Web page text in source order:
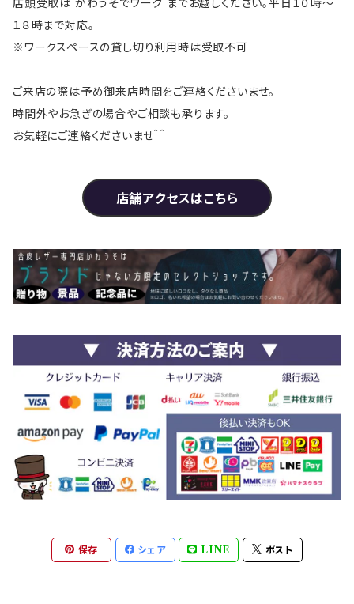
店頭受取は かわうそでワーク までお越しください。平日１０時～
１８時まで対応。
※ワークスペースの貸し切り利用時は受取不可
ご来店の際は予め御来店時間をご連絡くださいませ。
時間外やお急ぎの場合やご相談も承ります。
お気軽にご連絡くださいませ＾＾
店舗アクセスはこちら
保存 シェア LINE ポスト